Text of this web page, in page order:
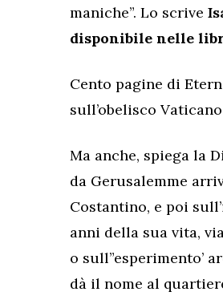
maniche”. Lo scrive
disponibile nelle
Cento pagine di
sull’obelisco
Ma anche, spiega la
da Gerusalemme
Costantino, e poi
anni della sua vita,
o sull”esperimento’
dà il nome al